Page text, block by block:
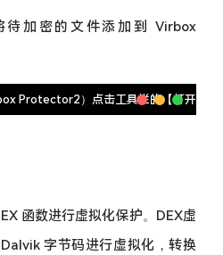
待加密的文件添加到 Virbox
Protector2）点击工具栏的【打开文
函数进行虚拟化保护。DEX虚
字节码进行虚拟化，转换